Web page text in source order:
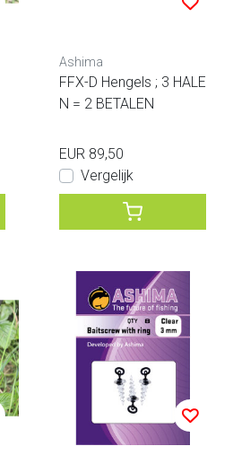
Ashima
FFX-D Hengels ; 3 HALE
N = 2 BETALEN
EUR 89,50
Vergelijk